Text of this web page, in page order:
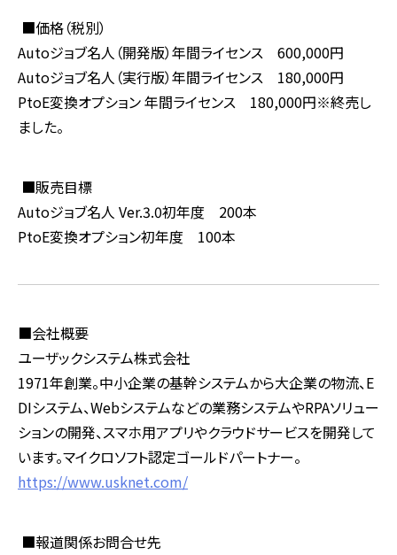
■価格（税別）
Autoジョブ名人（開発版）年間ライセンス 600,000円
Autoジョブ名人（実行版）年間ライセンス 180,000円
PtoE変換オプション 年間ライセンス 180,000円※終売し
ました。
■販売目標
Autoジョブ名人 Ver.3.0初年度 200本
PtoE変換オプション初年度 100本
■会社概要
ユーザックシステム株式会社
1971年創業。中小企業の基幹システムから大企業の物流、E
DIシステム、Webシステムなどの業務システムやRPAソリュー
ションの開発、スマホ用アプリやクラウドサービスを開発して
います。マイクロソフト認定ゴールドパートナー。
https://www.usknet.com/
■報道関係お問合せ先